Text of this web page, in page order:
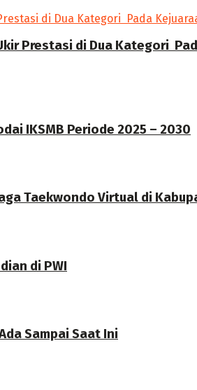
Prestasi di Dua Kategori
IKSMB Periode 2025 – 2030
Taekwondo Virtual di
di PWI
Sampai Saat Ini